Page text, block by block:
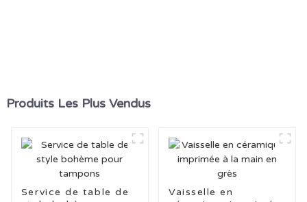
Produits Les Plus Vendus
Service de table de
Vaisselle en